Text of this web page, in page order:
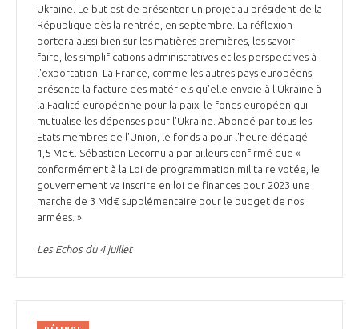
Ukraine. Le but est de présenter un projet au président de la
République dès la rentrée, en septembre. La réflexion
portera aussi bien sur les matières premières, les savoir-
faire, les simplifications administratives et les perspectives à
l'exportation. La France, comme les autres pays européens,
présente la facture des matériels qu'elle envoie à l'Ukraine à
la Facilité européenne pour la paix, le fonds européen qui
mutualise les dépenses pour l'Ukraine. Abondé par tous les
Etats membres de l'Union, le fonds a pour l'heure dégagé
1,5 Md€. Sébastien Lecornu a par ailleurs confirmé que «
conformément à la Loi de programmation militaire votée, le
gouvernement va inscrire en loi de finances pour 2023 une
marche de 3 Md€ supplémentaire pour le budget de nos
armées. »
Les Echos du 4 juillet